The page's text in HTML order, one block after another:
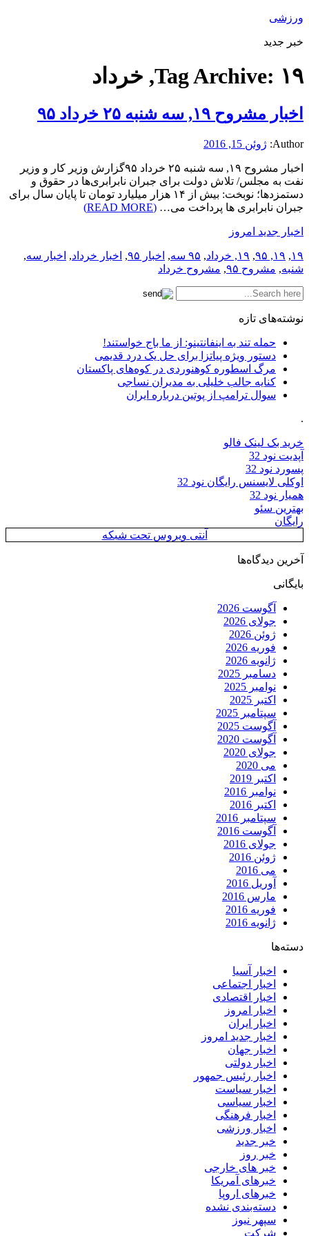
ورزشی
خبر جدید
Tag Archive: ۱۹, خرداد
اخبار مشروح ۱۹, سه شنبه ۲۵ خرداد ۹۵
Author: ژوئن 15, 2016
اخبار مشروح ۱۹, سه شنبه ۲۵ خرداد ۹۵گزارش وزیر کار و وزیر
نفت به مجلس/ تلاش دولت برای جبران نابرابری‌ها در حقوق و
دستمزدها؛ نوبخت: بیش از ۱۴ هزار میلیارد تومان تا پایان سال برای
جبران نابرابری ها پرداخت می… (READ MORE)
اخبار جدید امروز
۱۹, ۱۹, ۹۵ , ۱۹, خرداد , ۹۵ سه , اخبار ۹۵ , اخبار خرداد, اخبار سه,
شنبه, مشروح ۹۵ , مشروح خرداد
نوشته‌های تازه
حمله تند به اینفانتینو: از ما باج خواستند!
دستور ویژه پیاتزا برای حل یک درد قدیمی
مرگ اسطوره کوهنوردی در کوه‌های پاکستان
کنایه جالب خلیلی به مدیران نساجی
سوال ترامپ از پوتین درباره ایران
.
خرید بک لینک فالو
آپدیت نود 32
پسورد نود 32
اوکلی لایسنس رایگان نود 32
همیار نود 32
بهترین سئو
رایگان
آنتی ویروس تحت شبکه
آخرین دیدگاه‌ها
بایگانی
آگوست 2026
جولای 2026
ژوئن 2026
فوریه 2026
ژانویه 2026
دسامبر 2025
نوامبر 2025
اکتبر 2025
سپتامبر 2025
آگوست 2025
آگوست 2020
جولای 2020
می 2020
اکتبر 2019
نوامبر 2016
اکتبر 2016
سپتامبر 2016
آگوست 2016
جولای 2016
ژوئن 2016
می 2016
آوریل 2016
مارس 2016
فوریه 2016
ژانویه 2016
دسته‌ها
اخبار آسیا
اخبار اجتماعی
اخبار اقتصادی
اخبار امروز
اخبار ایران
اخبار جدید امروز
اخبار جهان
اخبار دولتی
اخبار رئیس جمهور
اخبار سیاست
اخبار سیاسی
اخبار فرهنگی
اخبار ورزشی
خبر جدید
خبر روز
خبر های خارجی
خبرهای آمریکا
خبرهای اروپا
دسته‌بندی نشده
سپهر نیوز
شرکت